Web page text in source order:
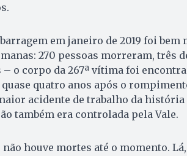
em janeiro de 2019 foi bem
270 pessoas morreram, três
o corpo da 267ª vítima foi
quatro anos após o
acidente de trabalho da
também era controlada pela Vale.
houve mortes até o momento. Lá,